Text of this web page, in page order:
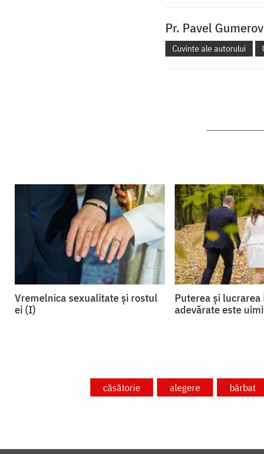
Pr. Pavel Gumerov
Cuvinte ale autorului
Vremelnica sexualitate și rostul
ei (I)
Puterea și
adevărate este
căsătorie alegere bărbat